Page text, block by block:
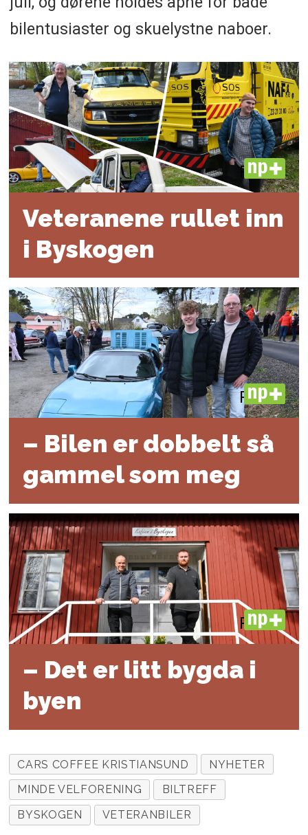
bilentusiaster og skuelystne naboer.
PLUS
Veteranene rullet inn
i Byskogen
PLUS
– Bilen er dobbelt så
gammel som meg
PLUS
– Det er litt bygda i
byen
CARS COFFEE KRISTIANSUND
NYHETER
MINDE VELFORENING
BILTREFF
BYSKOGEN
VETERANBILER